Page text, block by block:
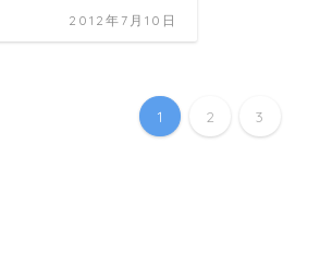
2012年7月10日
1 2 3